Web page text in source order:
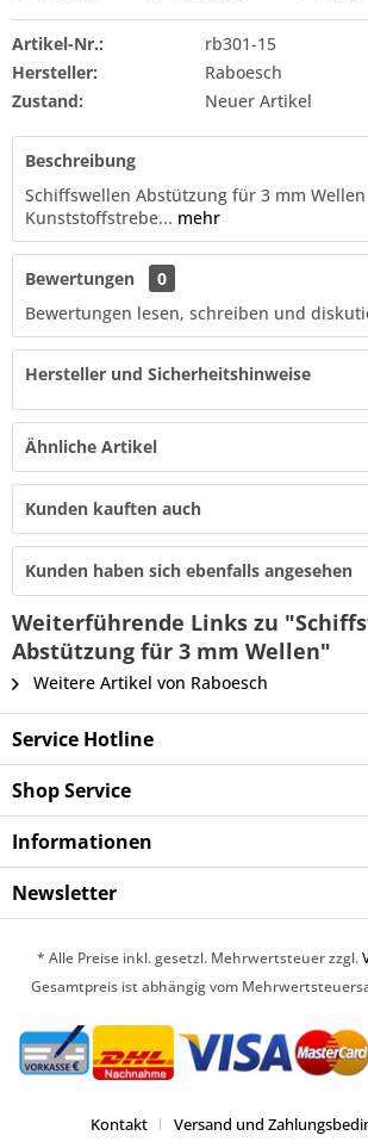
Artikel-Nr.:
rb301-15
Hersteller:
Raboesch
Zustand:
Neuer Artikel
Beschreibung
Schiffswellen Abstützung für 3 mm
Kunststoffstrebe... mehr
Bewertungen
0
Bewertungen lesen, schreiben und
Hersteller und Sicherheitshinweise
Ähnliche Artikel
Kunden kauften auch
Kunden haben sich ebenfalls angesehen
Weiterführende Links zu
Abstützung für 3 mm Wellen"
Weitere Artikel von Raboesch
Service Hotline
Shop Service
Informationen
Newsletter
* Alle Preise inkl. gesetzl. Mehrwertsteuer zzgl.
Gesamtpreis ist abhängig vom
Kontakt Versand und